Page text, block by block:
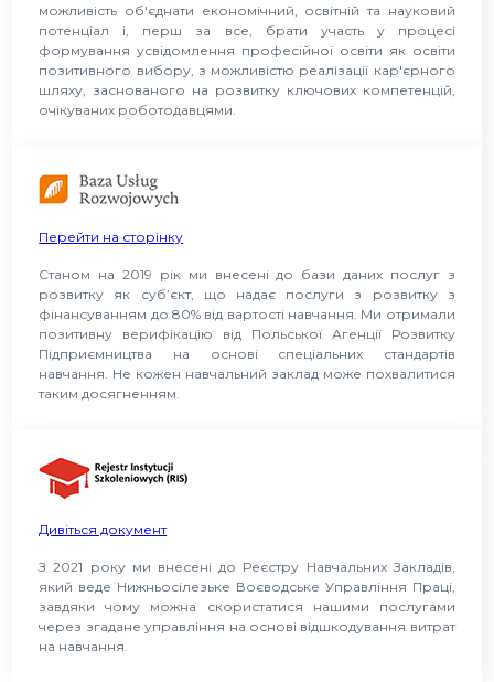
можливість об'єднати економічний, освітній та науковий
потенціал і, перш за все, брати участь у процесі
формування усвідомлення професійної освіти як освіти
позитивного вибору, з можливістю реалізації кар'єрного
шляху, заснованого на розвитку ключових компетенцій,
очікуваних роботодавцями.
Перейти на сторінку
Станом на 2019 рік ми внесені до бази даних послуг з
розвитку як суб’єкт, що надає послуги з розвитку з
фінансуванням до 80% від вартості навчання. Ми отримали
позитивну верифікацію від Польської Агенції Розвитку
Підприємництва на основі спеціальних стандартів
навчання. Не кожен навчальний заклад може похвалитися
таким досягненням.
Дивіться документ
З 2021 року ми внесені до Реєстру Навчальних Закладів,
який веде Нижньосілезьке Воєводське Управління Праці,
завдяки чому можна скористатися нашими послугами
через згадане управління на основі відшкодування витрат
на навчання.